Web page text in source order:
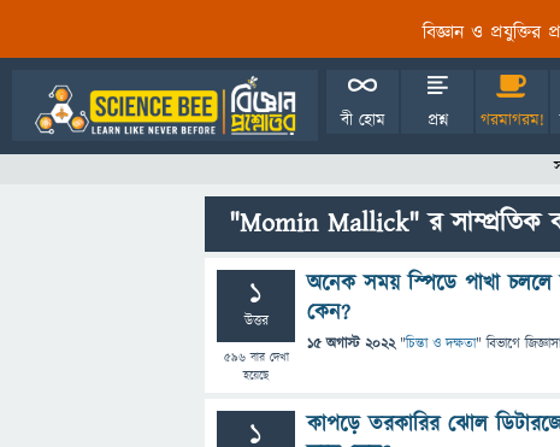
বিজ্ঞান ও প্রযুক্তির
বী হোম প্রশ্ন গরমাগরম!
"Momin Mallick" র সাম্প্রতিক
1
উত্তর
596বার দেখা
হয়েছে
অনেক সময় স্পিডে পাখা চললে
কেন?
15 অগাস্ট 2022 "চিন্তা ও দক্ষতা" বিভাগে জিজ্ঞাসা
1
কাপড়ে তরকারির ঝোল